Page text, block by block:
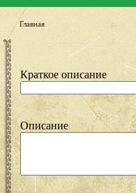
Главная
Краткое описание
Описание